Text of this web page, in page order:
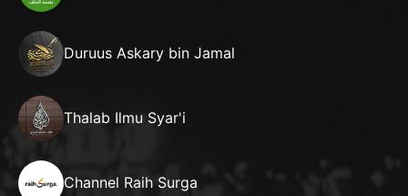
Duruus Askary bin Jamal
Thalab Ilmu Syar'i
Channel Raih Surga